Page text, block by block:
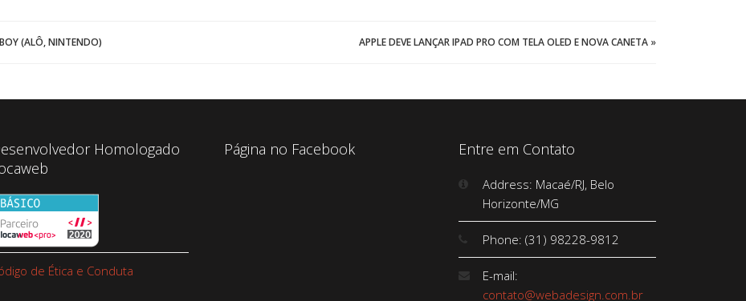
(ALÔ, NINTENDO) APPLE DEVE LANÇAR IPAD PRO COM TELA OLED E NOVA CANETA »
Homologado
de Ética e Conduta
Página no Facebook Entre em Contato
Address: Macaé/RJ, Belo
Horizonte/MG
Phone: (31) 98228-9812
E-mail:
contato@webadesign.com.br